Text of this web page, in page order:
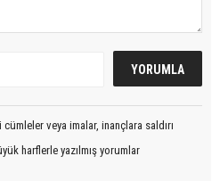
veya imalar, inançlara saldırı
harflerle yazılmış yorumlar